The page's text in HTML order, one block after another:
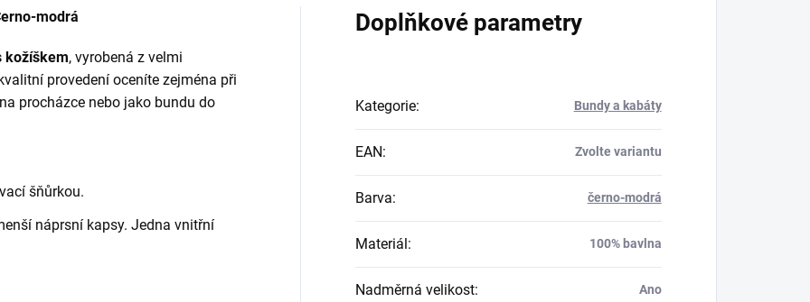
modrá
kožíškem, vyrobená z velmi
provedení oceníte zejména při
procházce nebo jako bundu do
šňůrkou.
náprsní kapsy. Jedna vnitřní
Doplňkové parametry
Kategorie: Bundy a kabáty
EAN: Zvolte variantu
Barva: černo-modrá
Materiál : 100% bavlna
Nadměrná velikost: Ano